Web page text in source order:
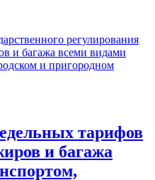
регулирования
и багажа всеми видами
и пригородном
тарифов
и багажа